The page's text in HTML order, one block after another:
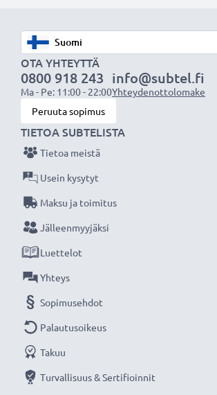
Älä missaa kuvauksellista hetkeä
laturin ansiosta, 3 vuoden takuu!
OTA YHTEYTTÄ
0800 918 243
Ma - Pe: 11:00 - 22:00
info@subtel.fi
Yhteydenottolomake
Peruuta sopimus
TIETOA SUBTELISTA
Tietoa meistä
Usein kysytyt
Maksu ja toimitus
Jälleenmyyjäksi
Luettelot
Yhteys
Sopimusehdot
Palautusoikeus
Takuu
Turvallisuus & Sertifioinnit